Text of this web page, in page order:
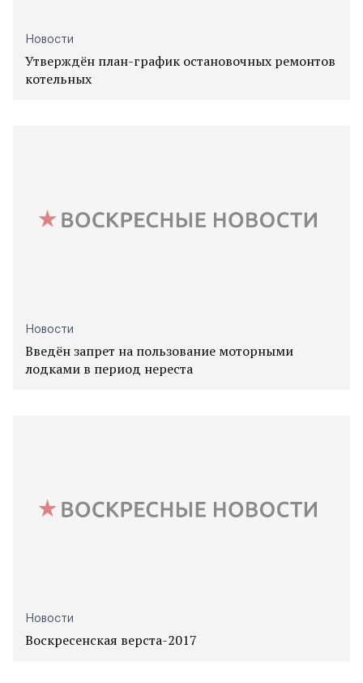
Новости
Утверждён план-график остановочных ремонтов
котельных
Новости
Введён запрет на пользование моторными
лодками в период нереста
Новости
Воскресенская верста-2017